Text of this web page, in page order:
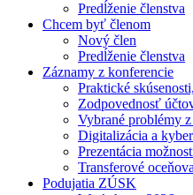
Predĺženie členstva
Chcem byť členom
Nový člen
Predĺženie členstva
Záznamy z konferencie
Praktické
Zodpovednosť
Vybrané problémy
Digitalizácia a
Prezentácia
Transferové
Podujatia ZÚSK